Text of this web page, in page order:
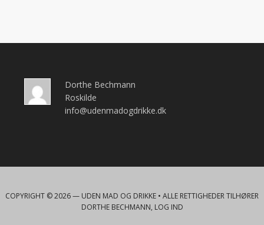
Dorthe Bechmann
Roskilde
info@udenmadogdrikke.dk
COPYRIGHT © 2026 — UDEN MAD OG DRIKKE • ALLE RETTIGHEDER TILHØRER
DORTHE BECHMANN, LOG IND